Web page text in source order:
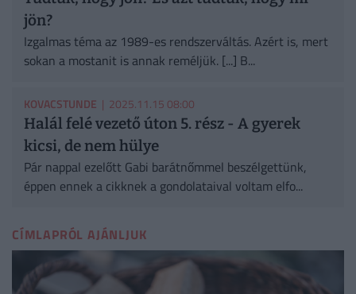
jön?
Izgalmas téma az 1989-es rendszerváltás. Azért is, mert
sokan a mostanit is annak reméljük. [...] B...
KOVACSTUNDE | 2025.11.15 08:00
Halál felé vezető úton 5. rész - A gyerek
kicsi, de nem hülye
Pár nappal ezelőtt Gabi barátnőmmel beszélgettünk,
éppen ennek a cikknek a gondolataival voltam elfo...
CÍMLAPRÓL AJÁNLJUK